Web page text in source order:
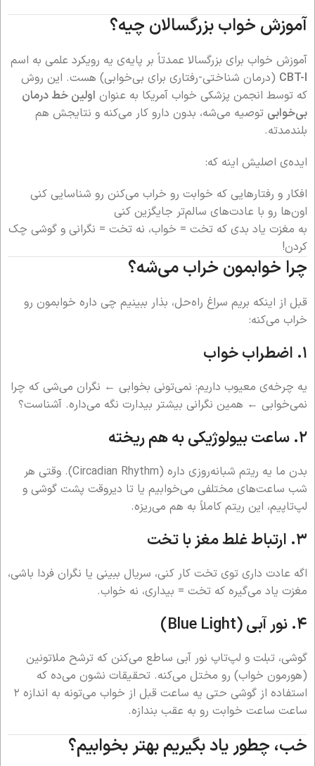
آموزش خواب بزرگسالان چیه؟
آموزش خواب برای بزرگسالا عمدتاً بر پایه‌ی یه رویکرد علمی به اسم
CBT-I (درمان شناختی-رفتاری برای بی‌خوابی) هست. این روش
که توسط انجمن پزشکی خواب آمریکا به عنوان اولین خط درمان
بی‌خوابی توصیه می‌شه، بدون دارو کار می‌کنه و نتایجش هم
بلندمدته.
ایده‌ی اصلیش اینه که:
افکار و رفتارهایی که خوابت رو خراب می‌کنن رو شناسایی کنی
اون‌ها رو با عادت‌های سالم‌تر جایگزین کنی
به مغزت یاد بدی که تخت = خواب، نه تخت = نگرانی و گوشی چک
کردن!
چرا خوابمون خراب می‌شه؟
قبل از اینکه بریم سراغ راه‌حل، بذار ببینیم چی داره خوابمون رو
خراب می‌کنه:
۱. اضطراب خواب
یه چرخه‌ی معیوب داریم: نمی‌تونی بخوابی ← نگران می‌شی که چرا
نمی‌خوابی ← همین نگرانی بیشتر بیدارت نگه می‌داره. آشناست؟
۲. ساعت بیولوژیکی به هم ریخته
بدن ما یه ریتم شبانه‌روزی داره (Circadian Rhythm). وقتی هر
شب ساعت‌های مختلفی می‌خوابیم یا تا دیروقت پشت گوشی و
لپ‌تاپیم، این ریتم کاملاً به هم می‌ریزه.
۳. ارتباط غلط مغز با تخت
اگه عادت داری توی تخت کار کنی، سریال ببینی یا نگران فردا باشی،
مغزت یاد می‌گیره که تخت = بیداری، نه خواب.
۴. نور آبی (Blue Light)
گوشی، تبلت و لپ‌تاپ نور آبی ساطع می‌کنن که ترشح ملاتونین
(هورمون خواب) رو مختل می‌کنه. تحقیقات نشون می‌ده که
استفاده از گوشی حتی یه ساعت قبل از خواب می‌تونه به اندازه ۲
ساعت ساعت خوابت رو به عقب بندازه.
خب، چطور یاد بگیریم بهتر بخوابیم؟